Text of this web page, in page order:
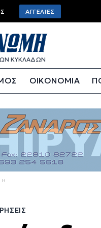
ΑΓΓΕΛΊΕΣ
ΚΥΚΛΑΔΩΝ
ΟΙΚΟΝΟΜΙΑ